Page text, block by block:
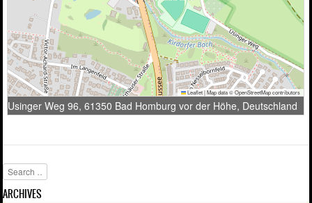
Leaflet |Map data ©OpenStreetMapcontributors
Usinger Weg 96, 61350 Bad Homburg vor der Höhe, Deutschland
Search
ARCHIVES